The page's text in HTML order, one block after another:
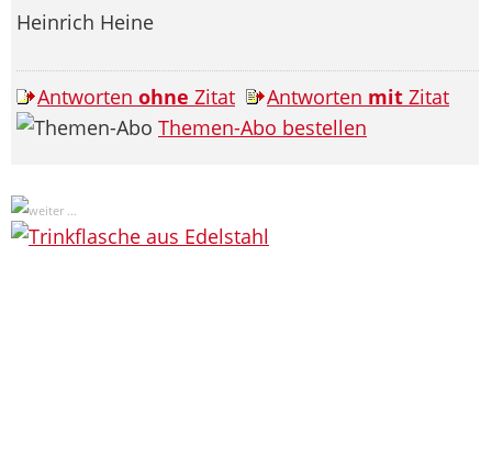
Heinrich Heine
Antworten ohne Zitat Antworten mit Zitat
Themen-Abo bestellen